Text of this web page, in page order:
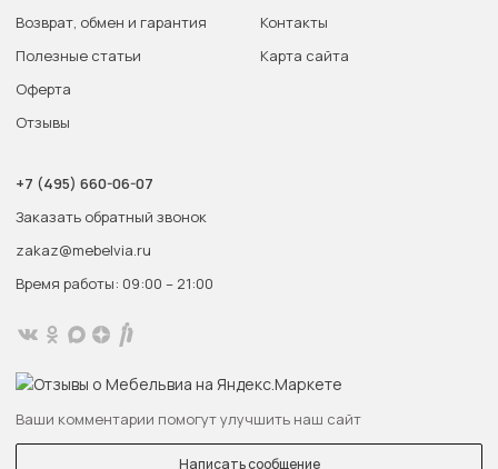
Возврат, обмен и гарантия
Полезные статьи
Оферта
Отзывы
Контакты
Карта сайта
+7 (495) 660-06-07
Заказать обратный звонок
zakaz@mebelvia.ru
Время работы: 09:00 – 21:00
Ваши комментарии помогут улучшить наш сайт
Написать сообщение